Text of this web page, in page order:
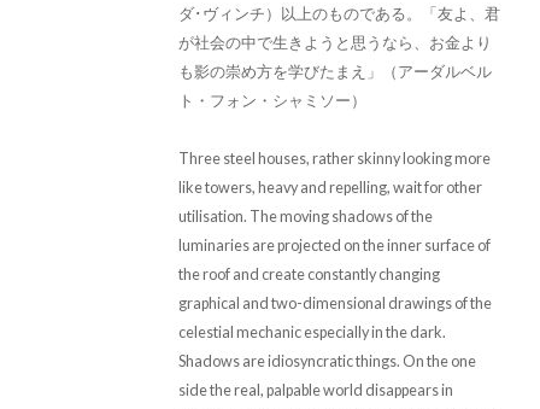
ダ･ヴィンチ）以上のものである。「友よ、君
が社会の中で生きようと思うなら、お金より
も影の崇め方を学びたまえ」（アーダルベル
ト・フォン・シャミソー）
Three steel houses, rather skinny looking more
like towers, heavy and repelling, wait for other
utilisation. The moving shadows of the
luminaries are projected on the inner surface of
the roof and create constantly changing
graphical and two-dimensional drawings of the
celestial mechanic especially in the dark.
Shadows are idiosyncratic things. On the one
side the real, palpable world disappears in